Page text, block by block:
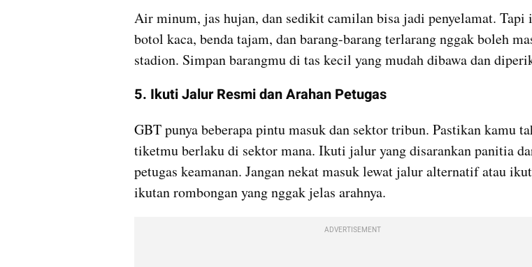
Air minum, jas hujan, dan sedikit camilan bisa jadi penyelamat. Tapi
botol kaca, benda tajam, dan barang-barang terlarang nggak boleh
stadion. Simpan barangmu di tas kecil yang mudah dibawa dan
5. Ikuti Jalur Resmi dan Arahan Petugas
GBT punya beberapa pintu masuk dan sektor tribun. Pastikan kamu
tiketmu berlaku di sektor mana. Ikuti jalur yang disarankan panitia
petugas keamanan. Jangan nekat masuk lewat jalur alternatif atau
ikutan rombongan yang nggak jelas arahnya.
ADVERTISEMENT